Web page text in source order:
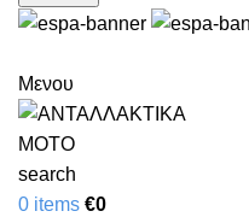
Μενου
search
0 items €0